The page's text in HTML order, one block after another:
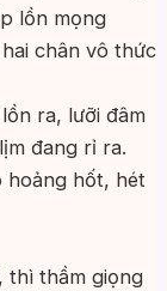
lồn mọng
chân vô thức
ra, lưỡi đâm
đang rỉ ra.
hoảng hốt, hét
thì thầm giọng